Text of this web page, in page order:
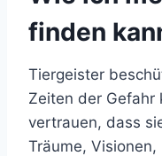
finden
Tiergeister
Zeiten der Gefahr
vertrauen, dass
Träume,